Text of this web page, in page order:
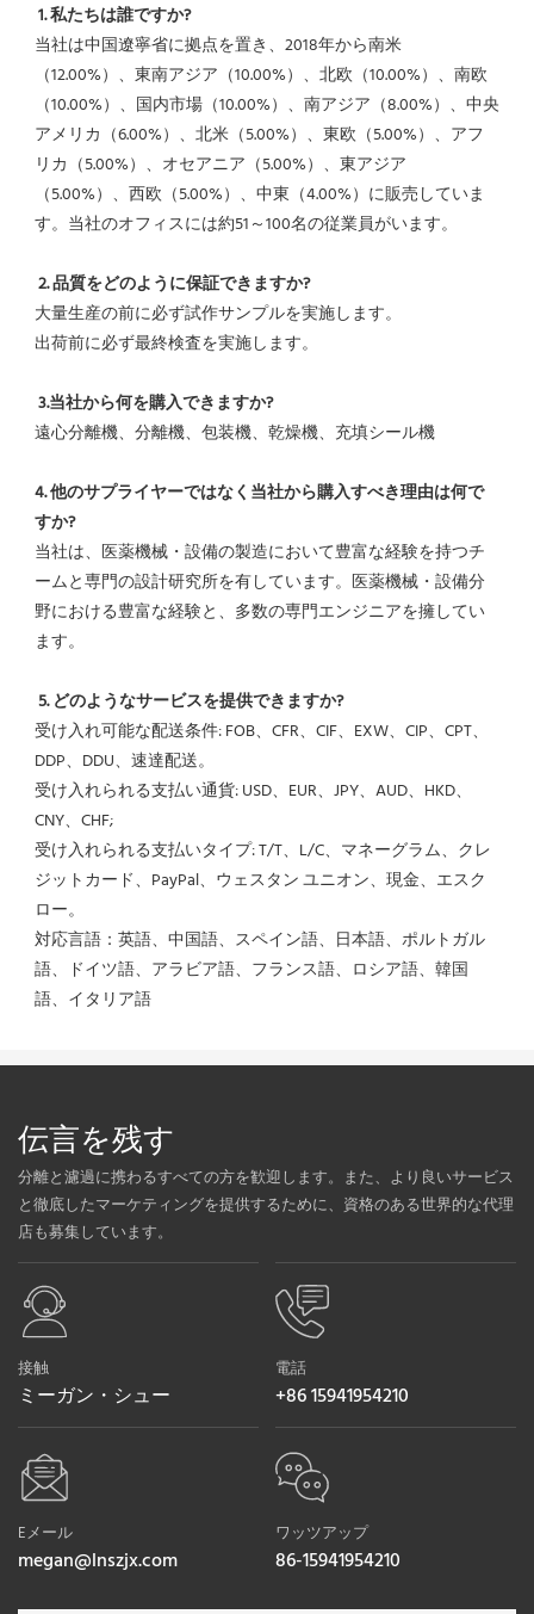
1. 私たちは誰ですか?
当社は中国遼寧省に拠点を置き、2018年から南米
（12.00%）、東南アジア（10.00%）、北欧（10.00%）、南欧
（10.00%）、国内市場（10.00%）、南アジア（8.00%）、中央
アメリカ（6.00%）、北米（5.00%）、東欧（5.00%）、アフ
リカ（5.00%）、オセアニア（5.00%）、東アジア
（5.00%）、西欧（5.00%）、中東（4.00%）に販売していま
す。当社のオフィスには約51～100名の従業員がいます。
2. 品質をどのように保証できますか?
大量生産の前に必ず試作サンプルを実施します。
出荷前に必ず最終検査を実施します。
3.当社から何を購入できますか?
遠心分離機、分離機、包装機、乾燥機、充填シール機
4. 他のサプライヤーではなく当社から購入すべき理由は何で
すか?
当社は、医薬機械・設備の製造において豊富な経験を持つチ
ームと専門の設計研究所を有しています。医薬機械・設備分
野における豊富な経験と、多数の専門エンジニアを擁してい
ます。
5. どのようなサービスを提供できますか?
受け入れ可能な配送条件: FOB、CFR、CIF、EXW、CIP、CPT、
DDP、DDU、速達配送。
受け入れられる支払い通貨: USD、EUR、JPY、AUD、HKD、
CNY、CHF;
受け入れられる支払いタイプ: T/T、L/C、マネーグラム、クレ
ジットカード、PayPal、ウェスタン ユニオン、現金、エスク
ロー。
対応言語：英語、中国語、スペイン語、日本語、ポルトガル
語、ドイツ語、アラビア語、フランス語、ロシア語、韓国
語、イタリア語
伝言を残す
分離と濾過に携わるすべての方を歓迎します。また、より良いサービス
と徹底したマーケティングを提供するために、資格のある世界的な代理
店も募集しています。
接触
ミーガン・シュー
電話
+86 15941954210
Eメール
megan@lnszjx.com
ワッツアップ
86-15941954210